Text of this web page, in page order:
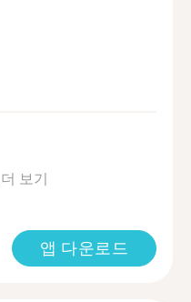
더 보기
앱 다운로드